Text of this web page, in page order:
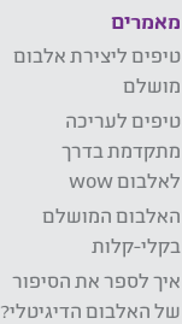
מאמרים
טיפים ליצירת אלבום
מושלם
טיפים לעריכה
מתקדמת בדרך
לאלבום wow
האלבום המושלם
בקלי-קלות
איך לספר את הסיפור
של האלבום הדיגיטלי?